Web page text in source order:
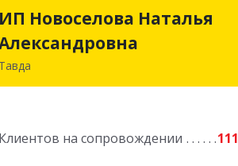
ИП Новоселова Наталья
Тавда
Клиентов на сопровождении 111
ИП Новоселова Наталья
Александровна
Подробнее